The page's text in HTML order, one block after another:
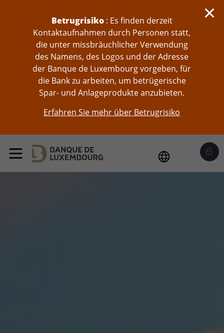
Betrugrisiko: Es finden derzeit
Kontaktaufnahmen durch Personen statt,
die unter missbräuchlicher Verwendung
des Namens, des Logos und der Adresse
der Banque de Luxembourg vorgeben, für
die Bank zu arbeiten, um betrügerische
Spar- und Anlageprodukte anzubieten.
Erfahren Sie mehr über Betrugrisiko